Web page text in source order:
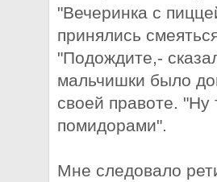
"Вечеринка с
принялись
"Подождите,-
мальчишки было
своей правоте. "Ну
помидорами".
Мне следовало